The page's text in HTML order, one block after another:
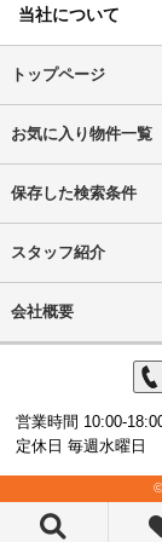
当社について
トップページ
お気に入り物件一覧
保存した検索条件
スタッフ紹介
会社概要
営業時間 10:00-
定休日 毎週水曜日